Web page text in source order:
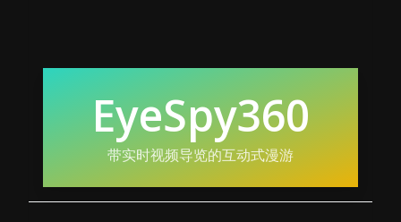
EyeSpy360
带实时视频导览的互动式漫游